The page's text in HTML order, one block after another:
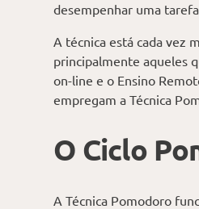
desempenhar uma
A técnica está cada vez
principalmente aqueles
on-line e o Ensino
empregam a Técnica
O Ciclo
A Técnica Pomodoro